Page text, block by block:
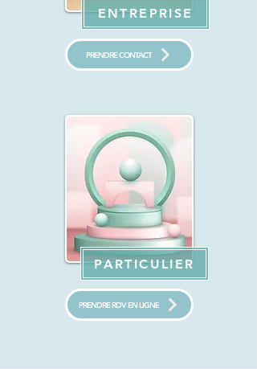
ENTREPRISE
PRENDRE CONTACT
PARTICULIER
PRENDRE RDV EN LIGNE